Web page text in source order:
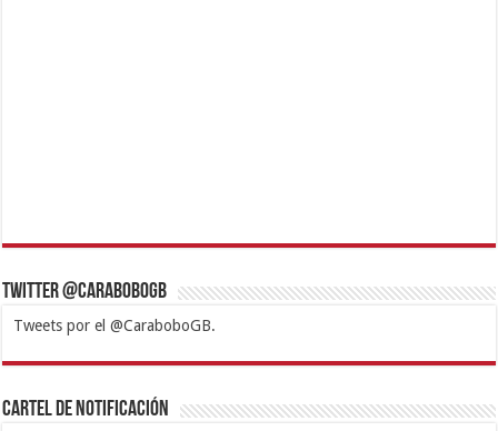
Twitter @CaraboboGB
Tweets por el @CaraboboGB.
1xbetBetturkeyBetistKralbetSupertotobetTipobetMatadorbetMariobet
https://mvbcasino.com/
Cartel de Notificación